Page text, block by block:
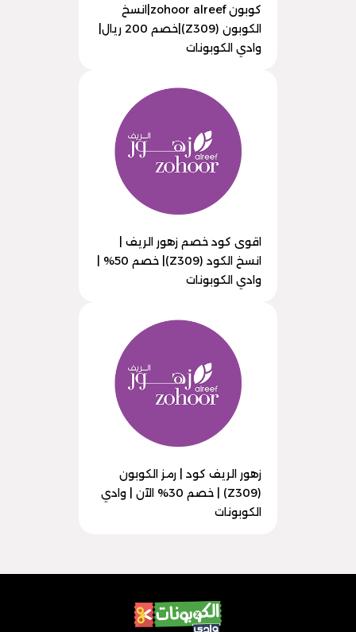
كوبون zohoor alreef|انسخ
الكوبون (Z309)|خصم 200 ريال|
وادي الكوبونات
اقوى كود خصم زهور الريف |
انسخ الكود (Z309)| خصم 50% |
وادي الكوبونات
زهور الريف كود | رمز الكوبون
(Z309) | خصم 30% الآن | وادي
الكوبونات